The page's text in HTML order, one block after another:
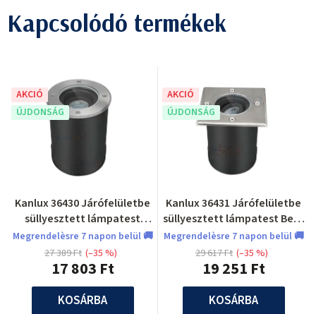
Kapcsolódó termékek
AKCIÓ
ÚJDONSÁG
Kanlux 36430 Járófelületbe
süllyesztett lámpatest
BERG AD
Megrendelèsre 7 napon belül 🚚
17 803 Ft
27 389 Ft (–35 %)
KOSÁRBA
AKCIÓ
ÚJDONSÁG
Kanlux 36431 Járófelületbe
süllyesztett lámpatest Berg
AD
Megrendelèsre 7 napon belül 🚚
19 251 Ft
29 617 Ft (–35 %)
KOSÁRBA